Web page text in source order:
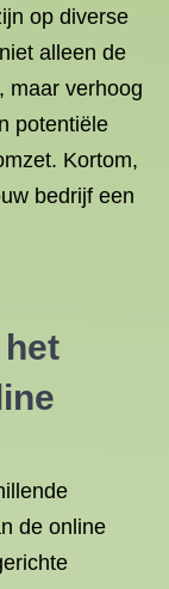
op diverse
alleen de
maar verhoog
potentiële
Kortom,
bedrijf een
de online